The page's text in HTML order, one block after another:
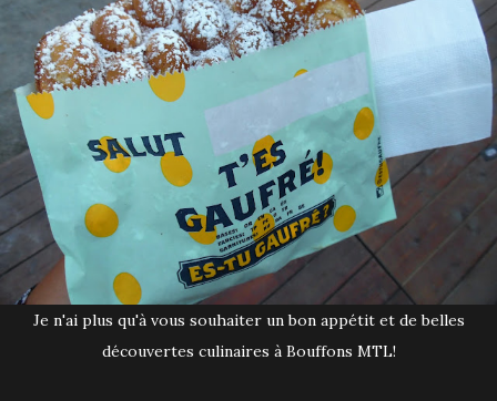
Je n'ai plus qu'à vous souhaiter un bon appétit et de belles
découvertes culinaires à Bouffons MTL!